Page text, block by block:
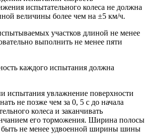
испытательного колеса не должна
величины более чем на ±5 км/ч.
участков длиной не менее
выполнить не менее пяти
каждого испытания должна
испытания увлажнение поверхности
не позже чем за 0, 5 с до начала
колеса и заканчивать
его торможения. Ширина полосы
не менее удвоенной ширины шины